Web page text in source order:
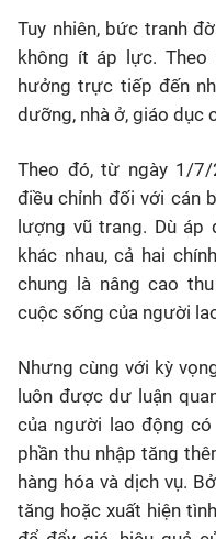
Tuy nhiên, bức tranh
không ít áp lực.
hưởng trực tiếp đến
dưỡng, nhà ở, giáo dục
Theo đó, từ ngày 1/
điều chỉnh đối với cán
lượng vũ trang. Dù
khác nhau, cả hai
chung là nâng cao
cuộc sống của người
Nhưng cùng với kỳ
luôn được dư luận
của người lao động
phần thu nhập tăng
hàng hóa và dịch vụ.
tăng hoặc xuất hiện